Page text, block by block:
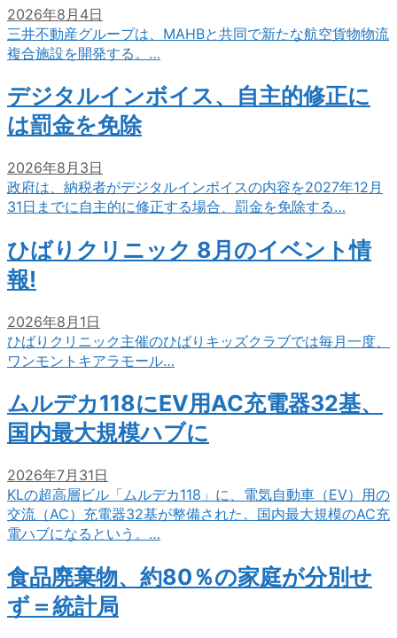
2026年8月4日
三井不動産グループは、MAHBと共同で新たな航空貨物物流
複合施設を開発する。…
デジタルインボイス、自主的修正に
は罰金を免除
2026年8月3日
政府は、納税者がデジタルインボイスの内容を2027年12月
31日までに自主的に修正する場合、罰金を免除する…
ひばりクリニック 8月のイベント情
報!
2026年8月1日
ひばりクリニック主催のひばりキッズクラブでは毎月一度、
ワンモントキアラモール…
ムルデカ118にEV用AC充電器32基、
国内最大規模ハブに
2026年7月31日
KLの超高層ビル「ムルデカ118」に、電気自動車（EV）用の
交流（AC）充電器32基が整備された。国内最大規模のAC充
電ハブになるという。…
食品廃棄物、約80％の家庭が分別せ
ず＝統計局